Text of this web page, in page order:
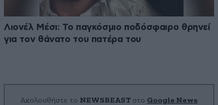
Λιονέλ Μέσι: Το παγκόσμιο ποδόσφαιρο θρηνεί
για τον θάνατο του πατέρα του
Ακολουθήστε το NEWSBEAST στο Google News